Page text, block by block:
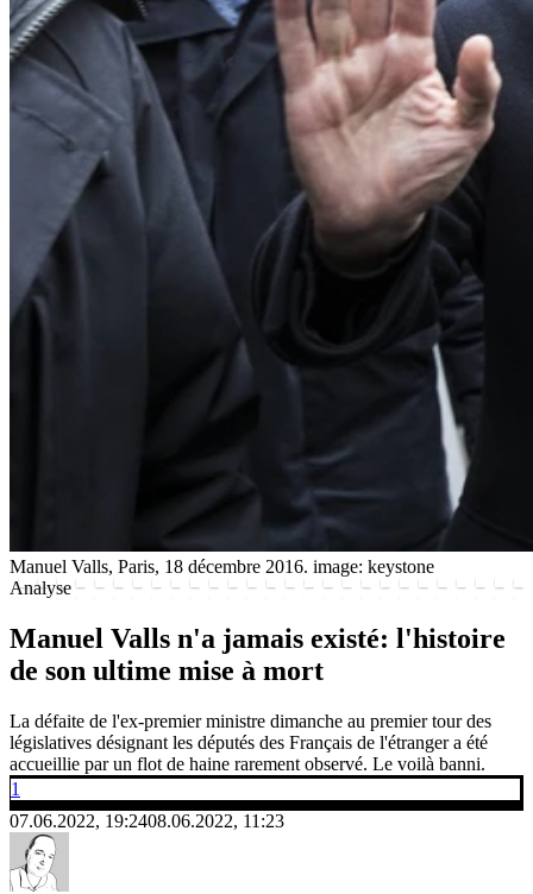
Manuel Valls, Paris, 18 décembre 2016. image: keystone
Analyse
Manuel Valls n'a jamais existé: l'histoire
de son ultime mise à mort
La défaite de l'ex-premier ministre dimanche au premier tour des
législatives désignant les députés des Français de l'étranger a été
accueillie par un flot de haine rarement observé. Le voilà banni.
1
07.06.2022, 19:2408.06.2022, 11:23